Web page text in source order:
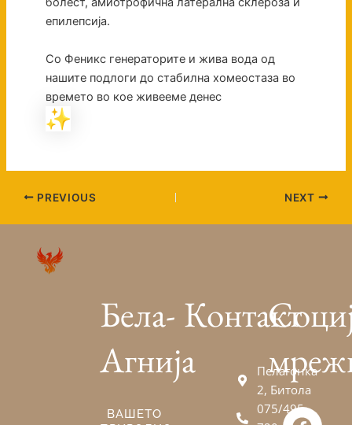
епилепсија.
Со Феникс генераторите и жива вода од
нашите подлоги до стабилна хомеостаза во
времето во кое живееме денес
PREVIOUS NEXT
Бела-
Агнија
ВАШЕТО
Контакт
Пелагонка
2, Битола
075/495-F
V
E